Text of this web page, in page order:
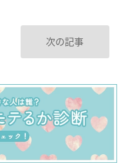
次の記事